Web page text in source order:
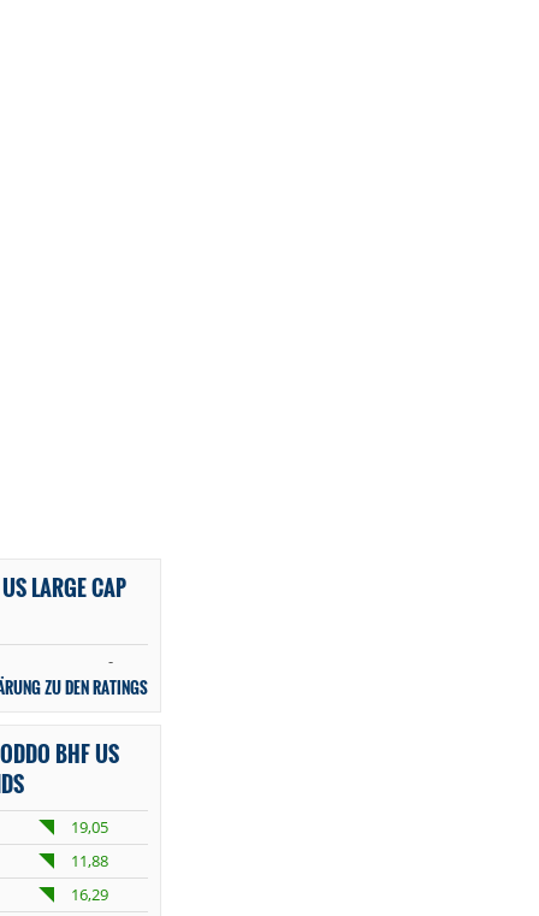
LARGE CAP
-
ZU DEN RATINGS
BHF US
19,05
11,88
16,29